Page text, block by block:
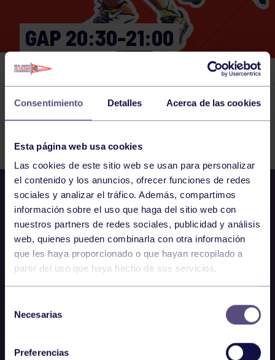
Consentimiento Detalles Acerca de las cookies
Esta página web usa cookies
Las cookies de este sitio web se usan para personalizar
el contenido y los anuncios, ofrecer funciones de redes
sociales y analizar el tráfico. Además, compartimos
información sobre el uso que haga del sitio web con
nuestros partners de redes sociales, publicidad y análisis
web, quienes pueden combinarla con otra información
que les haya proporcionado o que hayan recopilado a
partir del uso que haya hecho de sus servicios.
Necesarias
Preferencias
GAP 20:30-21:00
GIMNASIO